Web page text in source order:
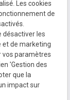
94300 Vincennes
Les cookies
de
désactiver les
et de marketing
vos paramètres
'Gestion des
que la
impact sur